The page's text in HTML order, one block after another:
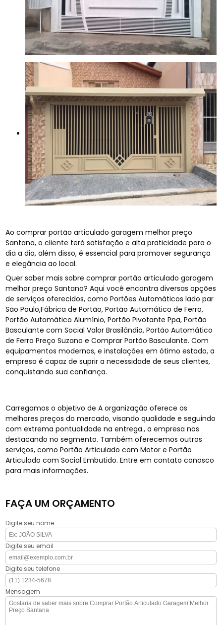
Ao comprar portão articulado garagem melhor preço
Santana, o cliente terá satisfação e alta praticidade para o
dia a dia, além disso, é essencial para promover segurança
e elegância ao local.
Quer saber mais sobre comprar portão articulado garagem
melhor preço Santana? Aqui você encontra diversas opções
de serviços oferecidos, como Portões Automáticos lado par
São Paulo,Fábrica de Portão, Portão Automático de Ferro,
Portão Automático Alumínio, Portão Pivotante Ppa, Portão
Basculante com Social Valor Brasilândia, Portão Automático
de Ferro Preço Suzano e Comprar Portão Basculante. Com
equipamentos modernos, e instalações em ótimo estado, a
empresa é capaz de suprir a necessidade de seus clientes,
conquistando sua confiança.
Carregamos o objetivo de A organização oferece os
melhores preços do mercado, visando qualidade e seguindo
com extrema pontualidade na entrega., a empresa nos
destacando no segmento. Também oferecemos outros
serviços, como Portão Articulado com Motor e Portão
Articulado com Social Embutido. Entre em contato conosco
para mais informações.
FAÇA UM ORÇAMENTO
Digite seu nome
Digite seu email
Digite seu telefone
Mensagem